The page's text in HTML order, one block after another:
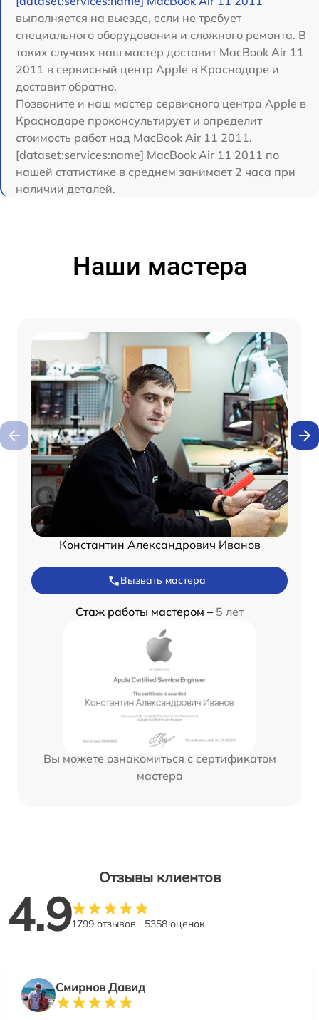
выполняется на выезде, если не требует
специального оборудования и сложного ремонта. В
таких случаях наш мастер доставит MacBook Air 11
2011 в сервисный центр Apple в Краснодаре и
доставит обратно.
Позвоните и наш мастер сервисного центра Apple в
Краснодаре проконсультирует и определит
стоимость работ над MacBook Air 11 2011.
[dataset:services:name] MacBook Air 11 2011 по
нашей статистике в среднем занимает 2 часа при
наличии деталей.
Наши мастера
Константин Александрович Иванов
Вызвать мастера
Стаж работы мастером – 5 лет
Вы можете ознакомиться с сертификатом
мастера
Отзывы клиентов
4.91799 отзывов 5358 оценок
Смирнов Давид